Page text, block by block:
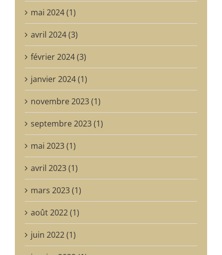
mai 2024 (1)
avril 2024 (3)
février 2024 (3)
janvier 2024 (1)
novembre 2023 (1)
septembre 2023 (1)
mai 2023 (1)
avril 2023 (1)
mars 2023 (1)
août 2022 (1)
juin 2022 (1)